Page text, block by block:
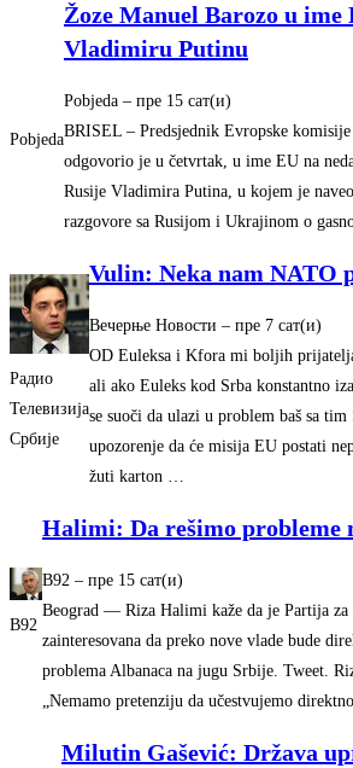
Pobjeda
Žoze Manuel Barozo u ime
Vladimiru Putinu
Pobjeda – ‎пре 15 сат(и)‎
BRISEL – Predsjednik Evropske
odgovorio je u četvrtak, u ime EU na
Rusije Vladimira Putina, u kojem je
razgovore sa Rusijom i Ukrajinom o
Радио
Телевизија
Србије
Vulin: Neka nam NATO
Вечерње Новости – ‎пре 7 сат(и)‎
OD Euleksa i Kfora mi boljih
ali ako Euleks kod Srba konstantno
se suoči da ulazi u problem baš sa
upozorenje da će misija EU postati
žuti karton …
B92
Halimi: Da rešimo probleme
B92 – ‎пре 15 сат(и)‎
Beograd — Riza Halimi kaže da je Partija za
zainteresovana da preko nove vlade bude
problema Albanaca na jugu Srbije. Tweet.
„Nemamo pretenziju da učestvujemo
Milutin Gašević: Država